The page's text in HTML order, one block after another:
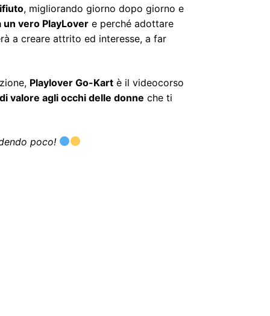
, migliorando giorno dopo giorno e
vero PlayLovere perché adottare
a creare attrito ed interesse, a far
Playlover Go-Kartè il videocorso
valore agli occhi delle donne che ti
poco!